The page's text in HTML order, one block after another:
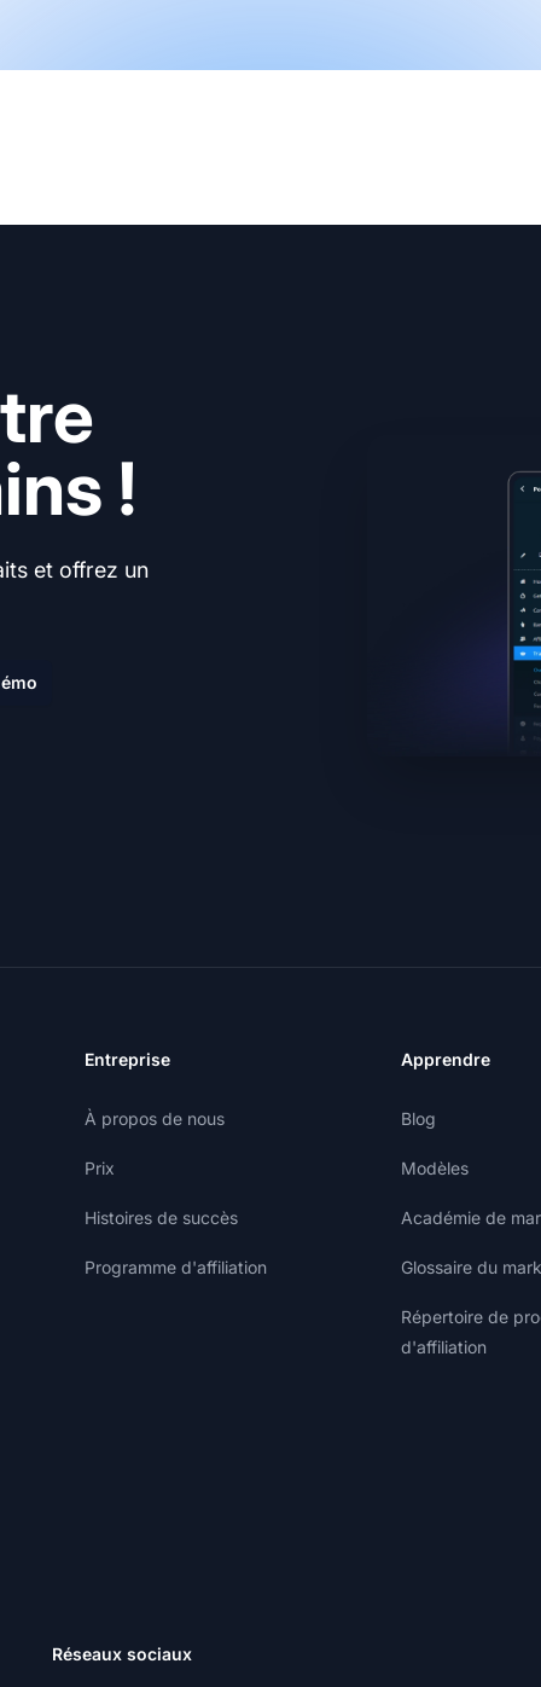
!
et offrez un
Entreprise
À propos de nous
Prix
Histoires de succès
Programme d'affiliation
Apprendre
Blog
Modèles
Académie de
Glossaire du
Répertoire de
d'affiliation
Réseaux sociaux